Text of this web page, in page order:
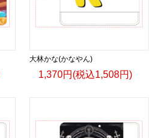
大林かな(かなやん)
1,370円(税込1,508円)